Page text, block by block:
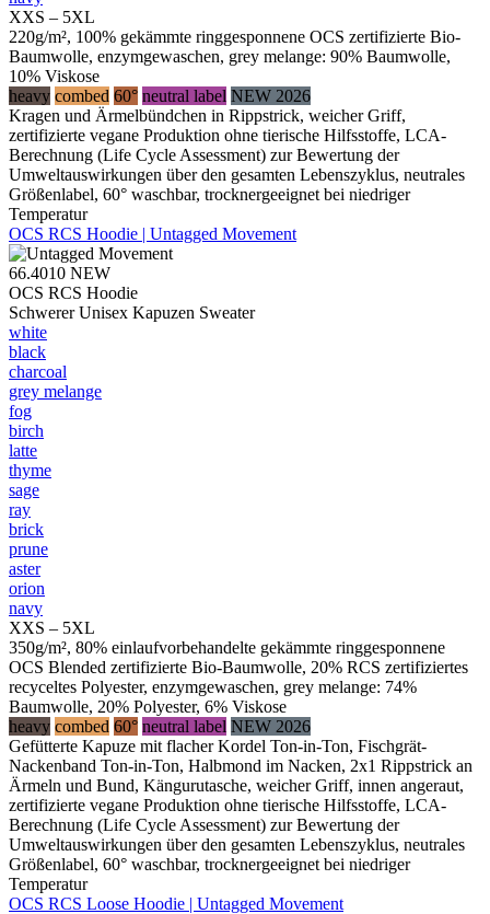
XXS – 5XL
220g/m², 100% gekämmte ringgesponnene OCS zertifizierte Bio-
Baumwolle, enzymgewaschen, grey melange: 90% Baumwolle,
10% Viskose
heavy combed 60° neutral label NEW 2026
Kragen und Ärmelbündchen in Rippstrick, weicher Griff,
zertifizierte vegane Produktion ohne tierische Hilfsstoffe, LCA-
Berechnung (Life Cycle Assessment) zur Bewertung der
Umweltauswirkungen über den gesamten Lebenszyklus, neutrales
Größenlabel, 60° waschbar, trocknergeeignet bei niedriger
Temperatur
OCS RCS Hoodie | Untagged Movement
66.4010 NEW
OCS RCS Hoodie
Schwerer Unisex Kapuzen Sweater
white
black
charcoal
grey melange
fog
birch
latte
thyme
sage
ray
brick
prune
aster
orion
navy
XXS – 5XL
350g/m², 80% einlaufvorbehandelte gekämmte ringgesponnene
OCS Blended zertifizierte Bio-Baumwolle, 20% RCS zertifiziertes
recyceltes Polyester, enzymgewaschen, grey melange: 74%
Baumwolle, 20% Polyester, 6% Viskose
heavy combed 60° neutral label NEW 2026
Gefütterte Kapuze mit flacher Kordel Ton-in-Ton, Fischgrät-
Nackenband Ton-in-Ton, Halbmond im Nacken, 2x1 Rippstrick an
Ärmeln und Bund, Kängurutasche, weicher Griff, innen angeraut,
zertifizierte vegane Produktion ohne tierische Hilfsstoffe, LCA-
Berechnung (Life Cycle Assessment) zur Bewertung der
Umweltauswirkungen über den gesamten Lebenszyklus, neutrales
Größenlabel, 60° waschbar, trocknergeeignet bei niedriger
Temperatur
OCS RCS Loose Hoodie | Untagged Movement